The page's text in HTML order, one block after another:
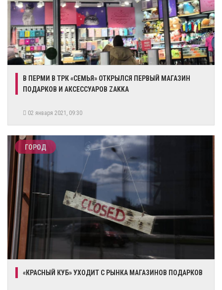
​В ПЕРМИ В ТРК «СЕМЬЯ» ОТКРЫЛСЯ ПЕРВЫЙ МАГАЗИН
ПОДАРКОВ И АКСЕССУАРОВ ZAKKA
02 января 2021, 09:30
ГОРОД
«КРАСНЫЙ КУБ» УХОДИТ С РЫНКА МАГАЗИНОВ ПОДАРКОВ